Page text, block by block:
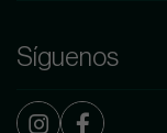
Síguenos